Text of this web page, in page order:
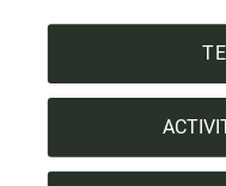
Expédition & paiement